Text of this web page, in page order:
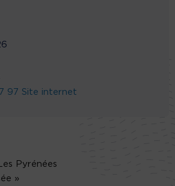
97 Site internet
Pyrénées
»